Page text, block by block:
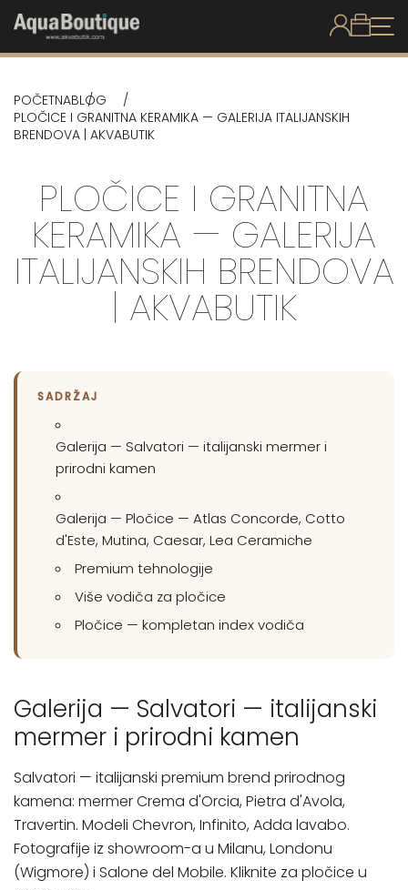
POČETNABLOG
PLOČICE I GRANITNA KERAMIKA — GALERIJA ITALIJANSKIH
BRENDOVA | AKVABUTIK
PLOČICE I GRANITNA
KERAMIKA — GALERIJA
ITALIJANSKIH BRENDOVA
| AKVABUTIK
SADRŽAJ
Galerija — Salvatori — italijanski mermer i
prirodni kamen
Galerija — Pločice — Atlas Concorde, Cotto
d'Este, Mutina, Caesar, Lea Ceramiche
Premium tehnologije
Više vodiča za pločice
Pločice — kompletan index vodiča
Galerija — Salvatori — italijanski
mermer i prirodni kamen
Salvatori — italijanski premium brend prirodnog
kamena: mermer Crema d'Orcia, Pietra d'Avola,
Travertin. Modeli Chevron, Infinito, Adda lavabo.
Fotografije iz showroom-a u Milanu, Londonu
(Wigmore) i Salone del Mobile. Kliknite za pločice u